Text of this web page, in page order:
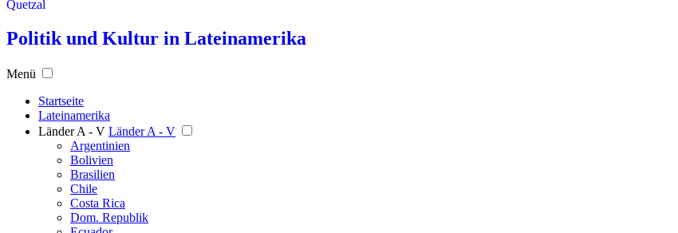
Quetzal
Politik und Kultur in Lateinamerika
Menü
Startseite
Lateinamerika
Länder A - V Länder A - V
Argentinien
Bolivien
Brasilien
Chile
Costa Rica
Dom. Republik